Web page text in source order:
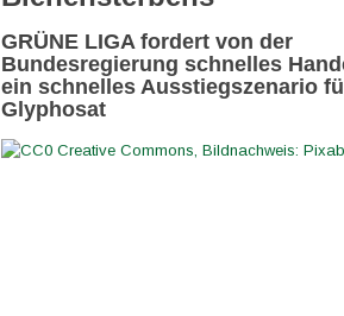
GRÜNE LIGA fordert von der
Bundesregierung schnelles
ein schnelles Ausstiegszenario
Glyphosat